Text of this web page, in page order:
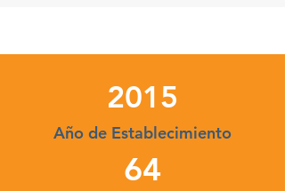
2015
Año de Establecimiento
64